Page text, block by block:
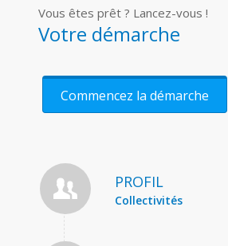
Vous êtes prêt ? Lancez-vous !
Votre démarche
Commencez la démarche
PROFIL
Collectivités